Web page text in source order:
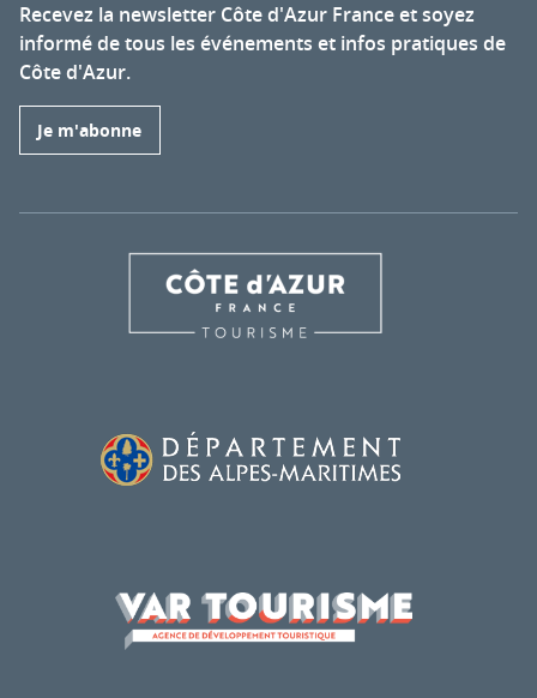
Recevez la newsletter Côte d'Azur France et soyez
informé de tous les événements et infos pratiques de
Côte d'Azur.
Je m'abonne